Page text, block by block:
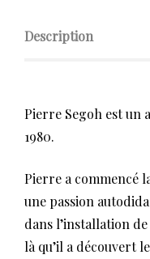
Description
Pierre Segoh est un
1980.
Pierre a commencé
une passion
dans l’installation
là qu’il a découvert